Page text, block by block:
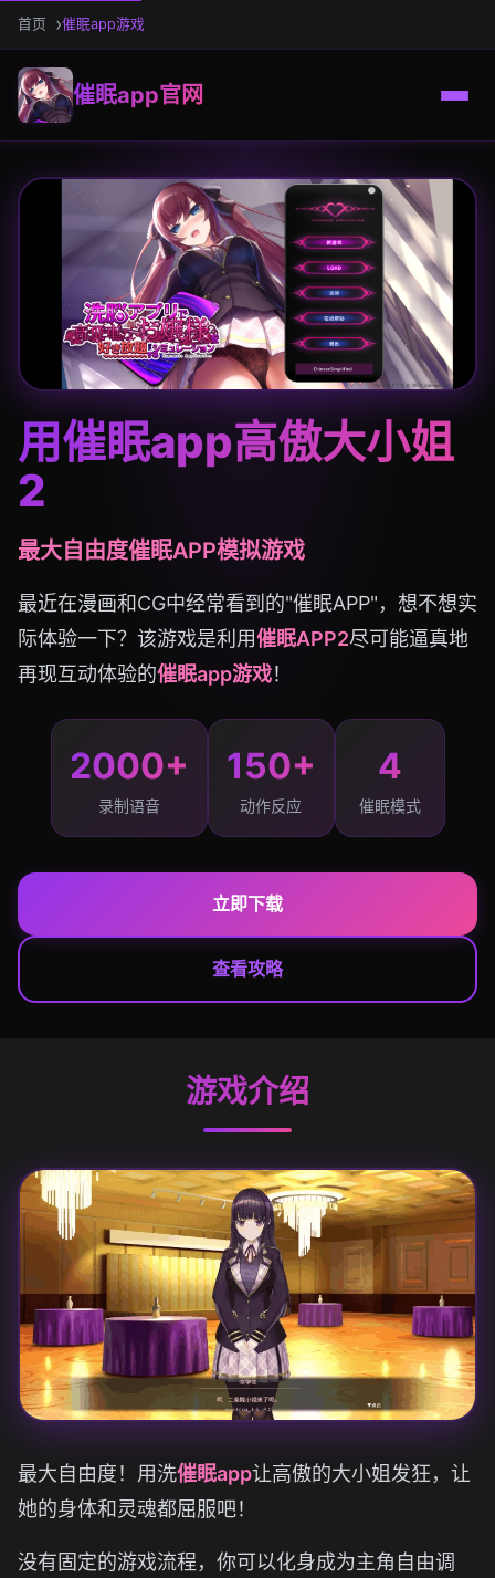
首页 催眠app游戏
催眠app官网
用催眠app高傲大小姐
2
最大自由度催眠APP模拟游戏
最近在漫画和CG中经常看到的"催眠APP"，想不想实
际体验一下？该游戏是利用催眠APP2尽可能逼真地
再现互动体验的催眠app游戏！
2000+
录制语音
150+
动作反应
4
催眠模式
立即下载
查看攻略
游戏介绍
最大自由度！用洗催眠app让高傲的大小姐发狂，让
她的身体和灵魂都屈服吧！
没有固定的游戏流程，你可以化身成为主角自由调